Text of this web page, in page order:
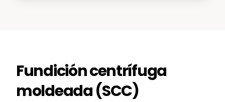
Fundición centrífuga
moldeada (SCC)